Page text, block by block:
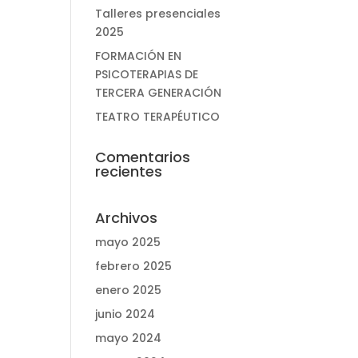
Talleres presenciales
2025
FORMACIÓN EN
PSICOTERAPIAS DE
TERCERA GENERACIÓN
TEATRO TERAPÉUTICO
Comentarios
recientes
Archivos
mayo 2025
febrero 2025
enero 2025
junio 2024
mayo 2024